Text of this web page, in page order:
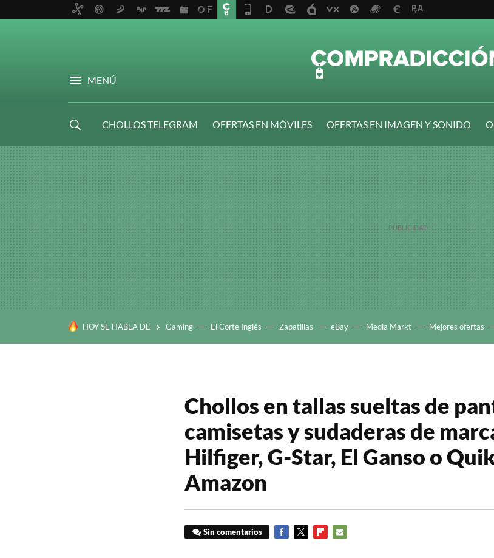
MENÚ
CHOLLOS TELEGRAM OFERTAS EN MÓVILES OFERTAS EN IMAGEN Y SONIDO
HOY SE HABLA DE Gaming El Corte Inglés Zapatillas eBay Media Markt Mejores ofertas
Chollos en tallas sueltas de
camisetas y sudaderas de
Hilfiger, G-Star, El Ganso o
Amazon
Sin comentarios